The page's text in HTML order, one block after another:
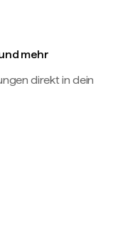
mehr
direkt in dein